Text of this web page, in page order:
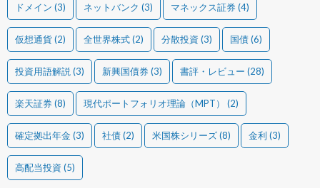
ドメイン (3) ネットバンク (3) マネックス証券(4)
仮想通貨(2) 全世界株式(2) 分散投資 (3) 国債(6)
投資用語解説 (3) 新興国債券(3) 書評・レビュー (28)
楽天証券(8) 現代ポートフォリオ理論（MPT） (2)
確定拠出年金(3) 社債(2) 米国株シリーズ(8) 金利 (3)
高配当投資 (5)